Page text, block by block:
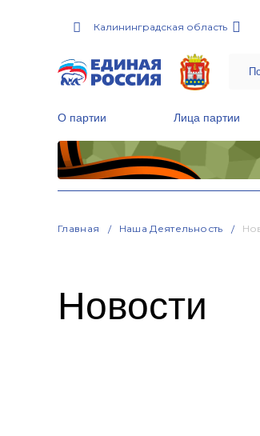
Калининградская область
О партии Лица партии
Главная Наша Деятельность
Новости